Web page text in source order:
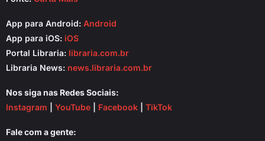
App para Android: Android
App para iOS: iOS
Portal Libraria: libraria.com.br
Libraria News: news.libraria.com.br
Nos siga nas Redes Sociais:
Instagram
YouTube Facebook TikTok
Fale com a gente: